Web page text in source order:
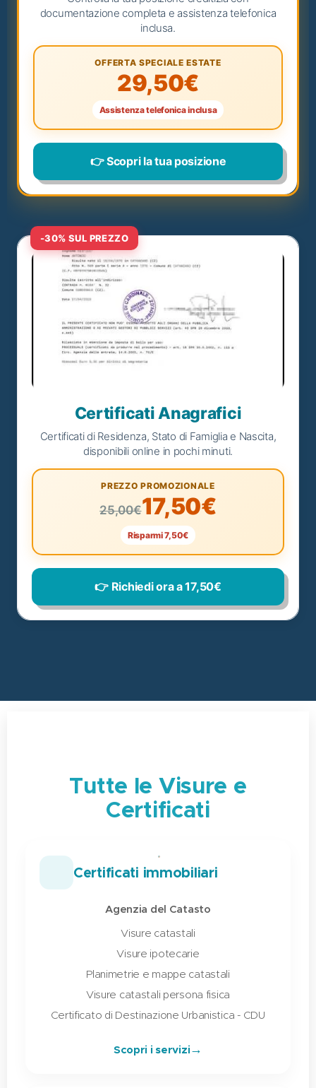
documentazione completa e assistenza telefonica
inclusa.
OFFERTA SPECIALE ESTATE
29,50€
Assistenza telefonica inclusa
👉 Scopri la tua posizione
-30% SUL PREZZO
Certificati Anagrafici
Certificati di Residenza, Stato di Famiglia e Nascita,
disponibili online in pochi minuti.
PREZZO PROMOZIONALE
25,00€17,50€
Risparmi 7,50€
👉 Richiedi ora a 17,50€
Tutte le Visure e
Certificati
Certificati immobiliari
Agenzia del Catasto
Visure catastali
Visure ipotecarie
Planimetrie e mappe catastali
Visure catastali persona fisica
Certificato di Destinazione Urbanistica - CDU
Scopri i servizi→